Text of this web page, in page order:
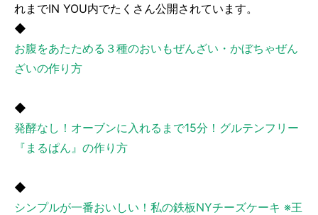
れまでIN YOU内でたくさん公開されています。
◆
お腹をあたためる３種のおいもぜんざい・かぼちゃぜん
ざいの作り方
◆
発酵なし！オーブンに入れるまで15分！グルテンフリー
『まるぱん』の作り方
◆
シンプルが一番おいしい！私の鉄板NYチーズケーキ ※王